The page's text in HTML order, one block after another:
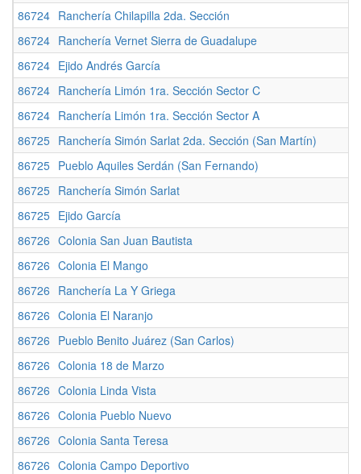
86724 Ranchería Chilapilla 2da. Sección
86724 Ranchería Vernet Sierra de Guadalupe
86724 Ejido Andrés García
86724 Ranchería Limón 1ra. Sección Sector C
86724 Ranchería Limón 1ra. Sección Sector A
86725 Ranchería Simón Sarlat 2da. Sección (San Martín)
86725 Pueblo Aquiles Serdán (San Fernando)
86725 Ranchería Simón Sarlat
86725 Ejido García
86726 Colonia San Juan Bautista
86726 Colonia El Mango
86726 Ranchería La Y Griega
86726 Colonia El Naranjo
86726 Pueblo Benito Juárez (San Carlos)
86726 Colonia 18 de Marzo
86726 Colonia Linda Vista
86726 Colonia Pueblo Nuevo
86726 Colonia Santa Teresa
86726 Colonia Campo Deportivo